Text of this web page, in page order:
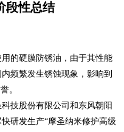
段性总结
的硬膜防锈油，由于其性能
频繁发生锈蚀现象，影响到
。
技股份有限公司和东风朝阳
研发生产“摩圣纳米修护高级